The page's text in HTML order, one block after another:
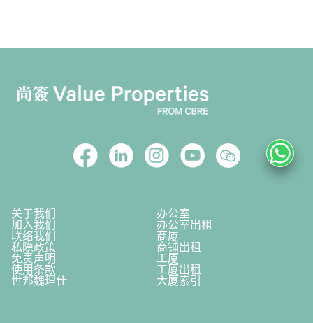
关于我们 办公室
加入我们 办公室出租
联络我们 商厦
私隐政策 商铺出租
免责声明 工厦
使用条款 工厦出租
世邦魏理仕 大厦索引